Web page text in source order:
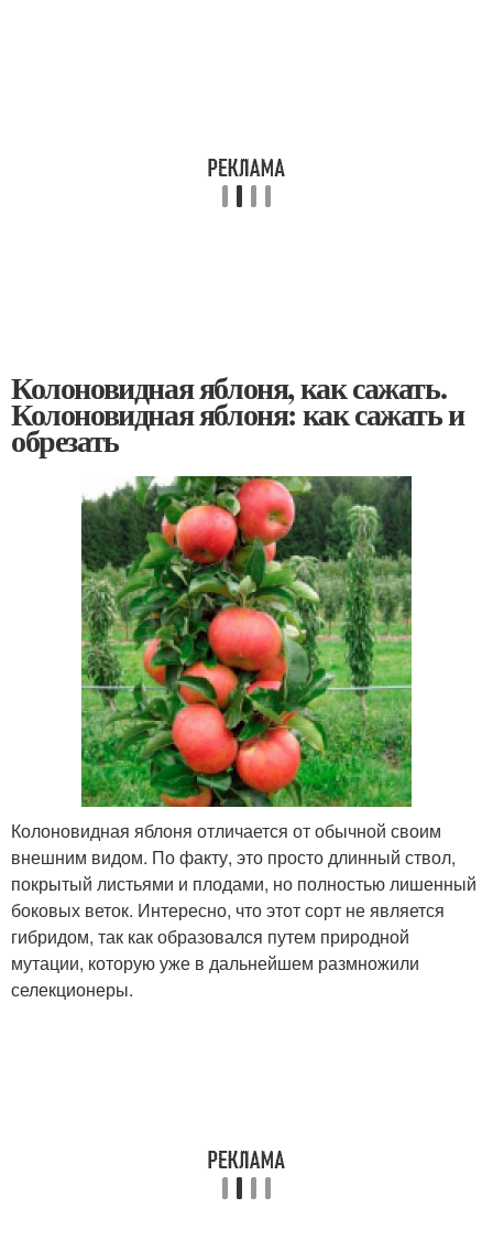
Колоновидная яблоня, как сажать.
Колоновидная яблоня: как сажать и
обрезать
Колоновидная яблоня отличается от обычной своим
внешним видом. По факту, это просто длинный ствол,
покрытый листьями и плодами, но полностью лишенный
боковых веток. Интересно, что этот сорт не является
гибридом, так как образовался путем природной
мутации, которую уже в дальнейшем размножили
селекционеры.